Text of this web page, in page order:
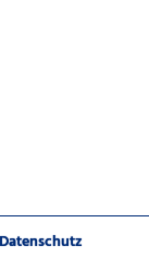
Datenschutz